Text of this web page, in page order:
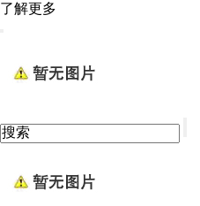
了解更多